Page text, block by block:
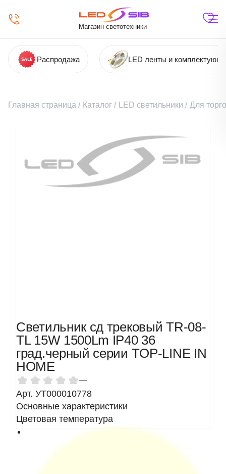
Магазин светотехники
Распродажа LED ленты и
Главная страница / Каталог / LED светильники / Для
Светильник сд трековый TR-08-
TL 15W 1500Lm IP40 36
град.черный серии TOP-LINE IN
HOME
—
Арт. УТ000010778
Основные характеристики
Цветовая температура